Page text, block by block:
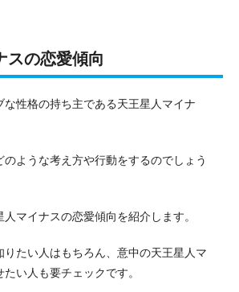
スの恋愛傾向
な性格の持ち主である天王星人マイナ
のような考え方や行動をするのでしょう
マイナスの恋愛傾向を紹介します。
りたい人はもちろん、意中の天王星人マ
い人も要チェックです。